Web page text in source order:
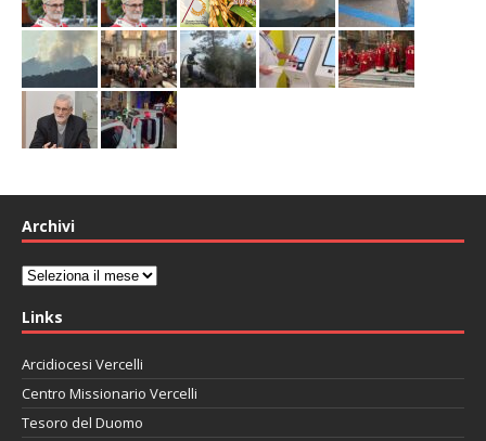
Archivi
Archivi
Links
Arcidiocesi Vercelli
Centro Missionario Vercelli
Tesoro del Duomo